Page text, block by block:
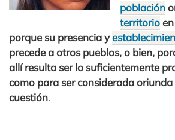
población
territorio
porque su presencia y
precede a otros pueblos, o bien,
allí resulta ser lo suficientemente
como para ser considerada
cuestión.